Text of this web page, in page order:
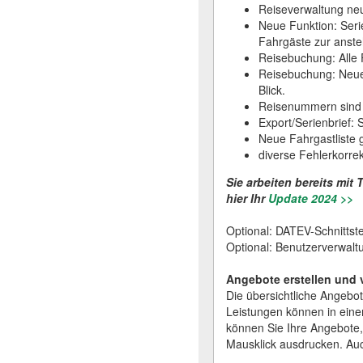
Reiseverwaltung
Neue Funktion:
Fahrgäste zur
Reisebuchung:
Reisebuchung:
Blick.
Reisenummern
Export/Serienbrief:
Neue Fahrgastliste
diverse
Sie arbeiten bereits mit
hier IhrUpdate 2024 >>
Optional: DATEV-
Optional:
Angebote erstellen und
Die übersichtliche
Leistungen können in
können Sie Ihre
Mausklick ausdrucken.